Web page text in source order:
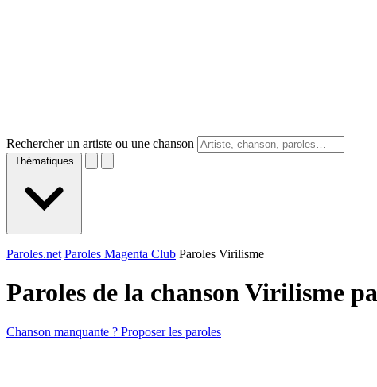
Rechercher un artiste ou une chanson
Thématiques
Paroles.net Paroles Magenta Club Paroles Virilisme
Paroles de la chanson Virilisme
Chanson manquante ? Proposer les paroles